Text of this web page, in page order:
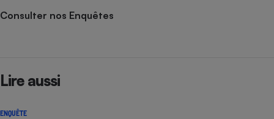
Consulter nos Enquêtes
Lire aussi
ENQUÊTE